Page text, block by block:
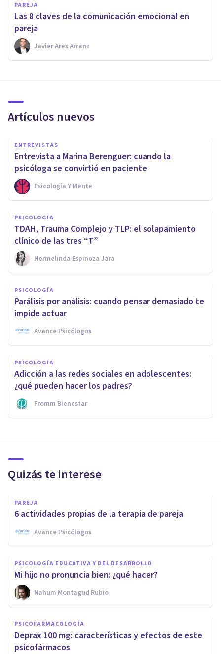
PAREJA
Las 8 claves de la comunicación emocional en
pareja
Javier Ares Arranz
Artículos nuevos
ENTREVISTAS
Entrevista a Marina Berenguer: cuando la
psicóloga se convirtió en paciente
Psicología Y Mente
PSICOLOGÍA
TDAH, Trauma Complejo y TLP: el solapamiento
clínico de las tres “T”
Hermelinda Espinoza Jara
PSICOLOGÍA
Parálisis por análisis: cuando pensar demasiado te
impide actuar
Avance Psicólogos
PSICOLOGÍA
Adicción a las redes sociales en adolescentes:
¿qué pueden hacer los padres?
Fromm Bienestar
Quizás te interese
PAREJA
6 actividades propias de la terapia de pareja
Avance Psicólogos
PSICOLOGÍA EDUCATIVA Y DEL DESARROLLO
Mi hijo no pronuncia bien: ¿qué hacer?
Nahum Montagud Rubio
PSICOFARMACOLOGÍA
Deprax 100 mg: características y efectos de este
psicofármacos